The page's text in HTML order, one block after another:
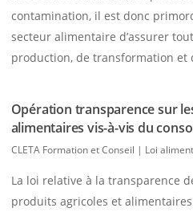
contamination, il est donc
secteur alimentaire d’assurer
production, de transformation
Opération transparence sur
alimentaires vis-à-vis du
CLETA Formation et Conseil | Loi
La loi relative à la transparence
produits agricoles et